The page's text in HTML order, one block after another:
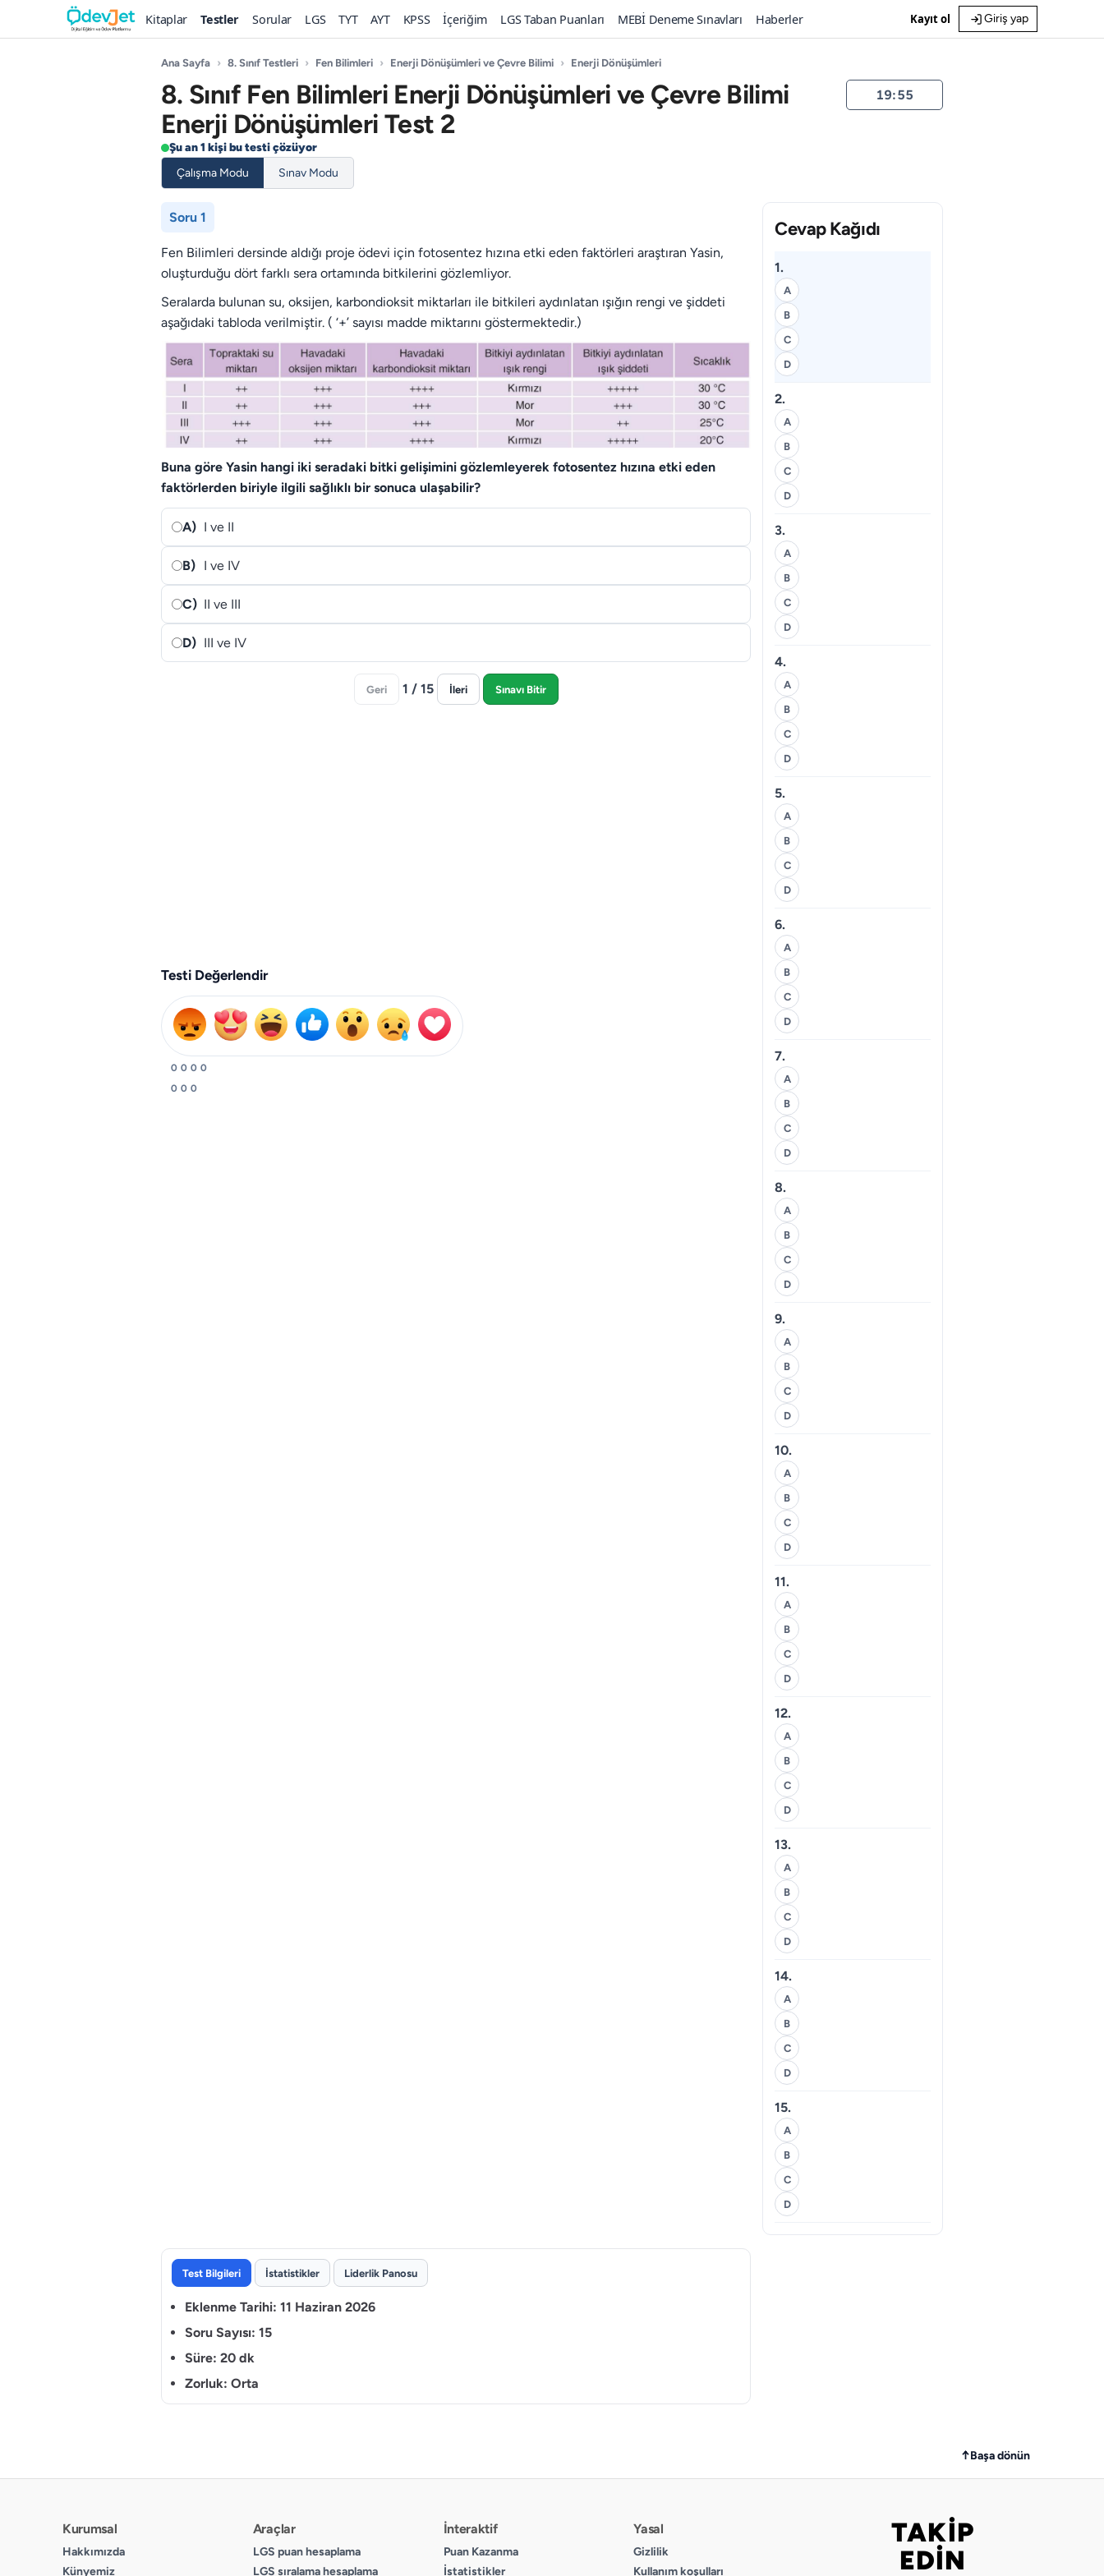
Kitaplar Testler Sorular LGS TYT AYT KPSS İçeriğim LGS Taban Puanları MEBİ Deneme Sınavları Haberler Kayıt ol Giriş yap
Ana Sayfa › 8. Sınıf Testleri › Fen Bilimleri › Enerji Dönüşümleri ve Çevre Bilimi › Enerji Dönüşümleri
8. Sınıf Fen Bilimleri Enerji Dönüşümleri ve Çevre Bilimi
Enerji Dönüşümleri Test 2
Şu an 1 kişi bu testi çözüyor
Çalışma Modu
Sınav Modu
19:54
Soru 1
Fen Bilimleri dersinde aldığı proje ödevi için fotosentez hızına etki eden faktörleri araştıran Yasin,
oluşturduğu dört farklı sera ortamında bitkilerini gözlemliyor.
Seralarda bulunan su, oksijen, karbondioksit miktarları ile bitkileri aydınlatan ışığın rengi ve şiddeti
aşağıdaki tabloda verilmiştir. ( ‘+’ sayısı madde miktarını göstermektedir.)
Buna göre Yasin hangi iki seradaki bitki gelişimini gözlemleyerek fotosentez hızına etki eden
faktörlerden biriyle ilgili sağlıklı bir sonuca ulaşabilir?
A) I ve II
B) I ve IV
C) II ve III
D) III ve IV
Geri 1 / 15 İleri Sınavı Bitir
Testi Değerlendir
0 0 0 0
0 0 0
Cevap Kağıdı
1.
A
B
C
D
2.
A
B
C
D
3.
A
B
C
D
4.
A
B
C
D
5.
A
B
C
D
6.
A
B
C
D
7.
A
B
C
D
8.
A
B
C
D
9.
A
B
C
D
10.
A
B
C
D
11.
A
B
C
D
12.
A
B
C
D
13.
A
B
C
D
14.
A
B
C
D
15.
A
B
C
D
Test Bilgileri İstatistikler Liderlik Panosu
Eklenme Tarihi: 11 Haziran 2026
Soru Sayısı: 15
Süre: 20 dk
Zorluk: Orta
↑Başa dönün
Kurumsal
Hakkımızda
Künyemiz
Araçlar
LGS puan hesaplama
LGS sıralama hesaplama
İnteraktif
Puan Kazanma
İstatistikler
Yasal
Gizlilik
Kullanım koşulları
Bizi takip edin
TAKİP
EDİN